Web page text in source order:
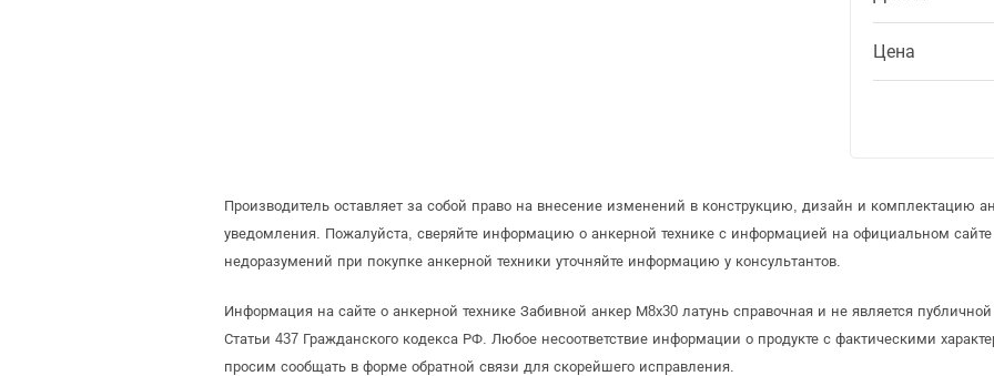
Цена
Производитель оставляет за собой право на внесение изменений в конструкцию, дизайн и комплектацию
уведомления. Пожалуйста, сверяйте информацию о анкерной технике с информацией на официальном
недоразумений при покупке анкерной техники уточняйте информацию у консультантов.
Информация на сайте о анкерной технике Забивной анкер М8х30 латунь справочная и не является
Статьи 437 Гражданского кодекса РФ. Любое несоответствие информации о продукте с фактическими
просим сообщать в форме обратной связи для скорейшего исправления.